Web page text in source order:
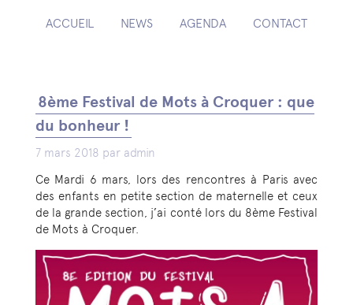
ACCUEIL NEWS AGENDA CONTACT
8ème Festival de Mots à Croquer : que
du bonheur !
7 mars 2018 par admin
Ce Mardi 6 mars, lors des rencontres à Paris avec
des enfants en petite section de maternelle et ceux
de la grande section, j’ai conté lors du 8ème Festival
de Mots à Croquer.